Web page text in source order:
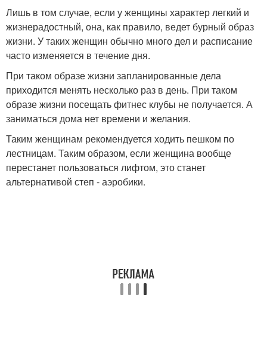
Лишь в том случае, если у женщины характер легкий и
жизнерадостный, она, как правило, ведет бурный образ
жизни. У таких женщин обычно много дел и расписание
часто изменяется в течение дня.
При таком образе жизни запланированные дела
приходится менять несколько раз в день. При таком
образе жизни посещать фитнес клубы не получается. А
заниматься дома нет времени и желания.
Таким женщинам рекомендуется ходить пешком по
лестницам. Таким образом, если женщина вообще
перестанет пользоваться лифтом, это станет
альтернативой степ - аэробики.